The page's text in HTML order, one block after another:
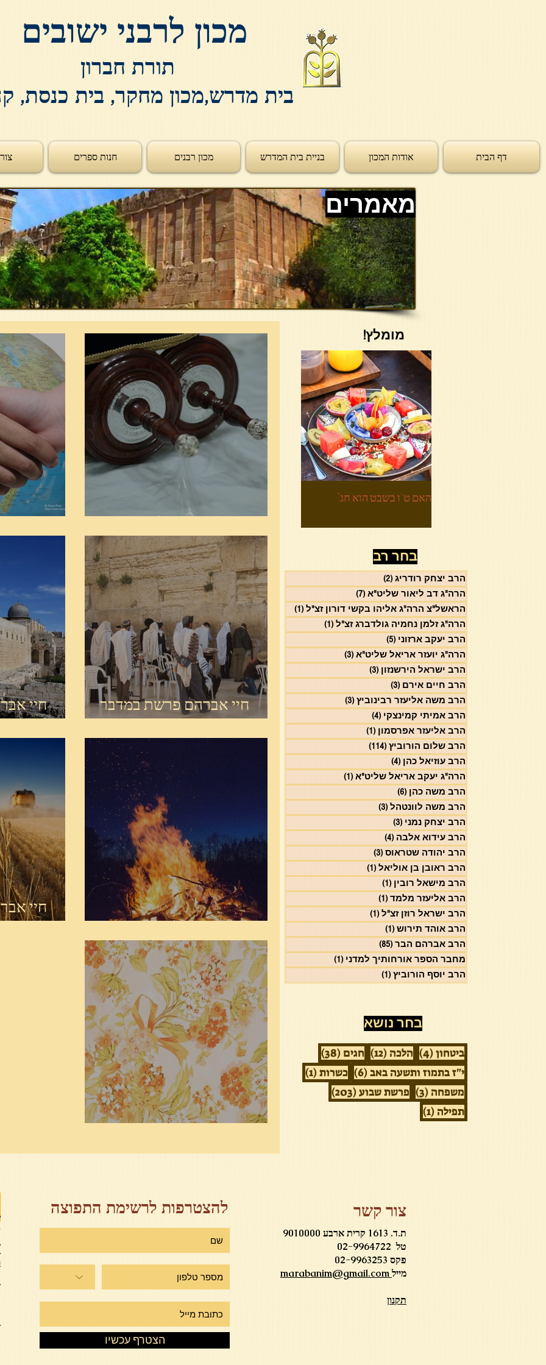
מכון לרבני ישובים
תורת חברון
בית מדרש,מכון מחקר, בית כנסת,
דף הבית אודות המכון בניית בית המדרש מכון רבנים חנות ספרים
מאמרים
טעמי המצוות לחג מתן תורה פרשת
חיי אברהם פרשת במדבר
תש"פ
חיי
תש"פ
חיי אברהם ל"ג בעומר תש"פ
מות-
פרשת אמור
מומלץ!
האם ט"ו בשבט הוא חג? סעודת
בחר רב
הרב יצחק רודריג (2)
הרה"ג דב ליאור שליט"א (7)
הראשל"צ הרה"ג אליהו בקשי דורון זצ"ל (1)
הרה"ג זלמן נחמיה גולדברג זצ"ל (1)
הרב יעקב ארזוני (5)
הרה"ג יועזר אריאל שליט"א (3)
הרב ישראל הירשנזון (3)
הרב חיים אירם (3)
הרב משה אליעזר רבינוביץ (3)
הרב אמיתי קמינצקי (4)
הרב אליעזר אפרסמון (1)
הרב שלום הורוביץ (114)
הרב עוזיאל כהן (4)
הרה"ג יעקב אריאל שליט"א (1)
הרב משה כהן (6)
הרב משה לוונטהל (3)
הרב יצחק נמני (3)
הרב עידוא אלבה (4)
הרב יהודה שטראוס (3)
הרב ראובן בן אוליאל (1)
הרב מישאל רובין (1)
הרב אליעזר מלמד (1)
הרב ישראל רוזן זצ"ל (1)
הרב אוהד תירוש (1)
הרב אברהם הבר (85)
מחבר הספר אורחותיך למדני (1)
הרב יוסף הורוביץ (1)
בחר נושא
ביטחון(4) 4 פוסטים הלכה (12) 12 פוסטיםחגים (38)
38 פוסטים
י"ז בתמוז ותשעה באב(6) 6 פוסטים כשרות(1) פוסט 1
משפחה (3) 3 פוסטים פרשת שבוע(203)
203 פוסטים
תפילה (1) פוסט 1
צור קשר
ת.ד. 1613 קרית ארבע 9010000
טל 02-9964722
פקס 02-9963253
מייל
תקנון
להצטרפות לרשימת התפוצה
הצטרף עכשיו